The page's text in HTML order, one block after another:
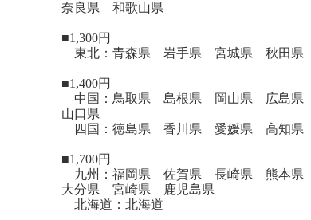
奈良県 和歌山県
■1,300円
東北：青森県 岩手県 宮城県 秋田県
■1,400円
中国：鳥取県 島根県 岡山県 広島県
山口県
四国：徳島県 香川県 愛媛県 高知県
■1,700円
九州：福岡県 佐賀県 長崎県 熊本県
大分県 宮崎県 鹿児島県
北海道：北海道